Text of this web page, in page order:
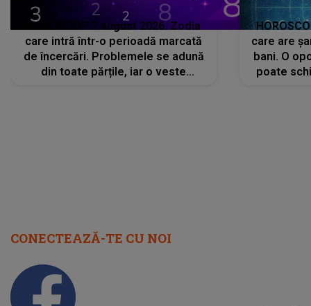
HOROSCOP 7 august 2026. Zodia
care intră într-o perioadă marcată
de încercări. Problemele se adună
din toate părțile, iar o veste
care are
bani. O
poate
CONECTEAZĂ-TE CU NOI